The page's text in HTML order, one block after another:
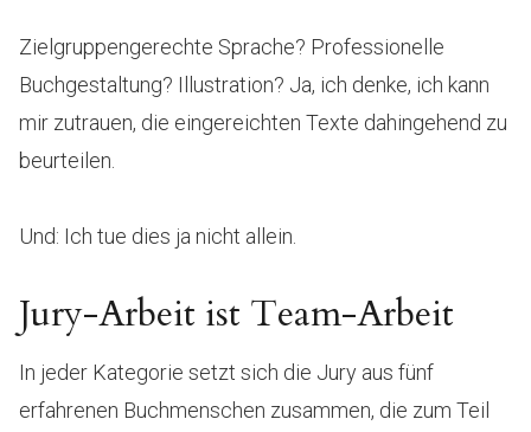
Zielgruppengerechte Sprache? Professionelle
Buchgestaltung? Illustration? Ja, ich denke, ich kann
mir zutrauen, die eingereichten Texte dahingehend zu
beurteilen.
Und: Ich tue dies ja nicht allein.
Jury-Arbeit ist Team-Arbeit
In jeder Kategorie setzt sich die Jury aus fünf
erfahrenen Buchmenschen zusammen, die zum Teil